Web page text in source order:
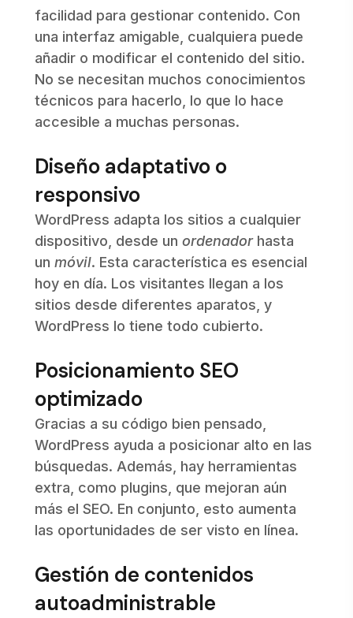
facilidad para gestionar contenido. Con
una interfaz amigable, cualquiera puede
añadir o modificar el contenido del sitio.
No se necesitan muchos conocimientos
técnicos para hacerlo, lo que lo hace
accesible a muchas personas.
Diseño adaptativo o
responsivo
WordPress adapta los sitios a cualquier
dispositivo, desde un ordenadorhasta
un móvil. Esta característica es esencial
hoy en día. Los visitantes llegan a los
sitios desde diferentes aparatos, y
WordPress lo tiene todo cubierto.
Posicionamiento SEO
optimizado
Gracias a su código bien pensado,
WordPress ayuda a posicionar alto en las
búsquedas. Además, hay herramientas
extra, como plugins, que mejoran aún
más el SEO. En conjunto, esto aumenta
las oportunidades de ser visto en línea.
Gestión de contenidos
autoadministrable